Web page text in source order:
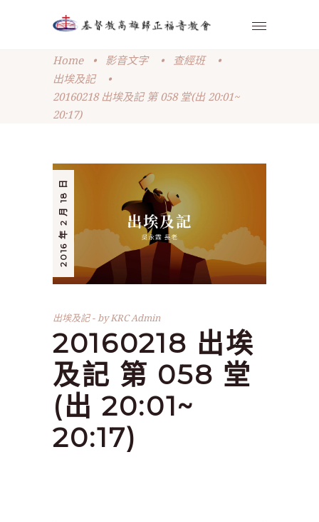
Home • 影音文字 • 查經班
•
出埃及記
•
20160218 出埃及記 第 058 堂(出 20:01~
20:17)
2016 年 2 月 18 日
出埃及記 byKRC Admin
20160218 出埃
及記 第 058 堂
(出 20:01~
20:17)